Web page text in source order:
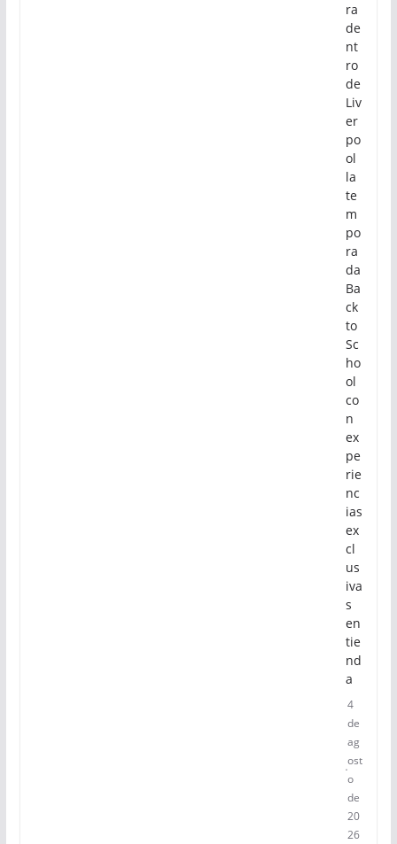
ra
de
nt
ro
de
Liv
er
po
ol
la
te
m
po
ra
da
Ba
ck
to
Sc
ho
ol
co
n
ex
pe
rie
nc
ias
ex
cl
us
iva
s
en
tie
nd
a
4
de
ag
ost
o
de
20
26